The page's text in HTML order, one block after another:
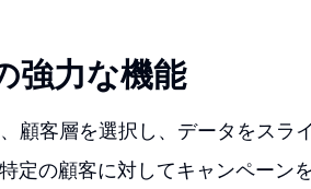
強力な機能
顧客層を選択し、データをスラ
定の顧客に対してキャンペーン